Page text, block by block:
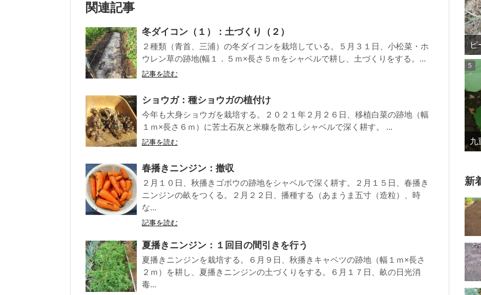
関連記事
冬ダイコン（１）：土づくり（２）
２種類（青首、三浦）の冬ダイコンを栽培している。５月３１日、小松菜・ホ
ウレン草の跡地(幅１．５ｍ×長さ５ｍをシャベルで耕し、土づくりをする。...
記事を読む
ショウガ：種ショウガの植付け
今年も大身ショウガを栽培する。２０２１年２月２６日、移植白菜の跡地（幅
１ｍ×長さ６ｍ）に苦土石灰と米糠を散布しシャベルで深く耕す。 ...
記事を読む
春播きニンジン：撤収
２月１０日、秋播きゴボウの跡地をシャベルで深く耕す。２月１５日、春播き
ニンジンの畝をつくる。２月２２日、播種する（あまうま五寸（造粒）、時
な...
記事を読む
夏播きニンジン：１回目の間引きを行う
夏播きニンジンを栽培する。６月９日、秋播きキャベツの跡地（幅１ｍ×長さ
２ｍ）を耕し、夏播きニンジンの土づくりをする。６月１７日、畝の日光消
毒...
ピ
九
新